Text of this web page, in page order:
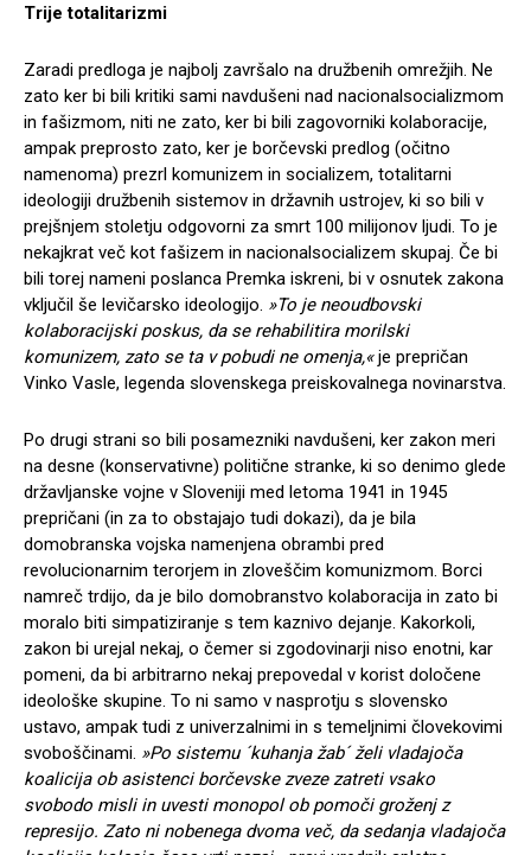
Trije totalitarizmi
Zaradi predloga je najbolj završalo na družbenih omrežjih. Ne
zato ker bi bili kritiki sami navdušeni nad nacionalsocializmom
in fašizmom, niti ne zato, ker bi bili zagovorniki kolaboracije,
ampak preprosto zato, ker je borčevski predlog (očitno
namenoma) prezrl komunizem in socializem, totalitarni
ideologiji družbenih sistemov in državnih ustrojev, ki so bili v
prejšnjem stoletju odgovorni za smrt 100 milijonov ljudi. To je
nekajkrat več kot fašizem in nacionalsocializem skupaj. Če bi
bili torej nameni poslanca Premka iskreni, bi v osnutek zakona
vključil še levičarsko ideologijo. »To je neoudbovski
kolaboracijski poskus, da se rehabilitira morilski
komunizem, zato se ta v pobudi ne omenja,«je prepričan
Vinko Vasle, legenda slovenskega preiskovalnega novinarstva.
Po drugi strani so bili posamezniki navdušeni, ker zakon meri
na desne (konservativne) politične stranke, ki so denimo glede
državljanske vojne v Sloveniji med letoma 1941 in 1945
prepričani (in za to obstajajo tudi dokazi), da je bila
domobranska vojska namenjena obrambi pred
revolucionarnim terorjem in zloveščim komunizmom. Borci
namreč trdijo, da je bilo domobranstvo kolaboracija in zato bi
moralo biti simpatiziranje s tem kaznivo dejanje. Kakorkoli,
zakon bi urejal nekaj, o čemer si zgodovinarji niso enotni, kar
pomeni, da bi arbitrarno nekaj prepovedal v korist določene
ideološke skupine. To ni samo v nasprotju s slovensko
ustavo, ampak tudi z univerzalnimi in s temeljnimi človekovimi
svoboščinami. »Po sistemu ´kuhanja žab´ želi vladajoča
koalicija ob asistenci borčevske zveze zatreti vsako
svobodo misli in uvesti monopol ob pomoči groženj z
represijo. Zato ni nobenega dvoma več, da sedanja vladajoča